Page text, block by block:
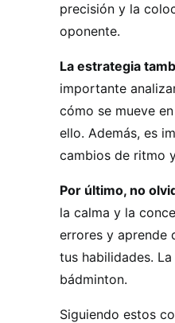
precisión y la
oponente.
La estrategia
importante
cómo se mueve
ello. Además, es
cambios de ritmo
Por último, no
la calma y la
errores y aprende
tus habilidades.
bádminton.
Siguiendo estos